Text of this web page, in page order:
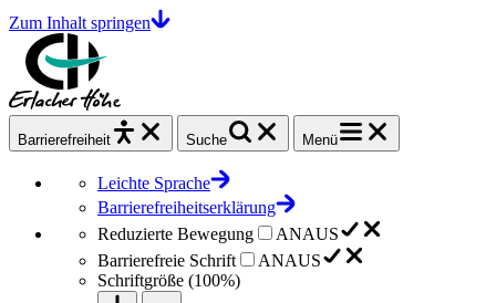
Zum Inhalt springen
Barrierefrei heit Suche Menü
Leichte Sprache
Barrierefreiheitserklärung
Reduzierte Bewegung
ANAUS
Barrierefreie Schrift
ANAUS
Schriftgröße (100%)